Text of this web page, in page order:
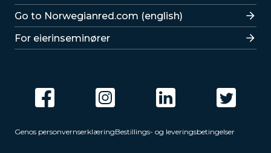
Go to Norwegianred.com (english)
For eierinseminører
Genos personvernserklæringBestillings- og leveringsbetingelser